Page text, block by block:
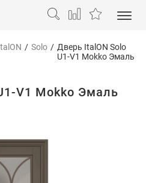
/ Solo / Дверь ItalON Solo
U1-V1 Mokko Эмаль
V1 Mokko Эмаль